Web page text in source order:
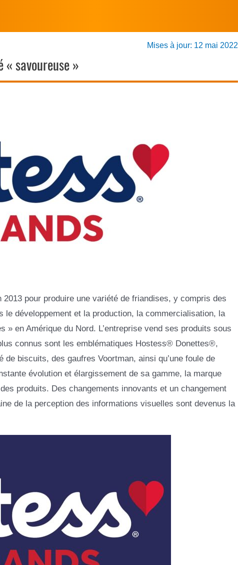
« savoureuse »
Mises à jour: 12 mai 2022
pour produire une variété de friandises, y compris des
le développement et la production, la commercialisation, la
en Amérique du Nord. L’entreprise vend ses produits sous
connus sont les emblématiques Hostess® Donettes®,
biscuits, des gaufres Voortman, ainsi qu’une foule de
évolution et élargissement de sa gamme, la marque
produits. Des changements innovants et un changement
de la perception des informations visuelles sont devenus la